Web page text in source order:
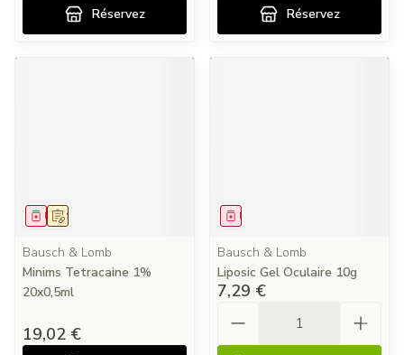
Réservez Réservez
Sur prescription
Médicament
Bausch & Lomb
Minims Tetracaine 1%
20x0,5ml
19,02 €
Médicament
Bausch & Lomb
Liposic Gel Oculaire 10g
7,29 €